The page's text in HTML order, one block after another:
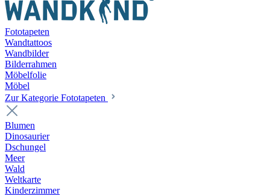
Fototapeten
Wandtattoos
Wandbilder
Bilderrahmen
Möbelfolie
Möbel
Zur Kategorie Fototapeten
Blumen
Dinosaurier
Dschungel
Meer
Wald
Weltkarte
Kinderzimmer